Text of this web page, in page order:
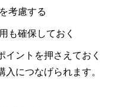
考慮する
も確保しておく
イントを押さえておく
入につなげられます。